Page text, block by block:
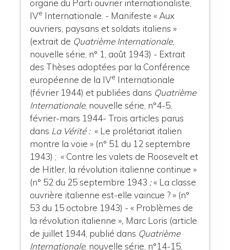
organe du Parti ouvrier internationaliste,
IVe Internationale. - Manifeste « Aux
ouvriers, paysans et soldats italiens »
(extrait de Quatrième Internationale,
nouvelle série, n° 1, août 1943) - Extrait
des Thèses adoptées par la Conférence
européenne de la IVe Internationale
(février 1944) et publiées dans Quatrième
Internationale, nouvelle série, n°4-5,
février-mars 1944- Trois articles parus
dans La Vérité :« Le prolétariat italien
montre la voie » (n° 51 du 12 septembre
1943) ; « Contre les valets de Roosevelt et
de Hitler, la révolution italienne continue »
(n° 52 du 25 septembre 1943 ;« La classe
ouvrière italienne est-elle vaincue ?» (n°
53 du 15 octobre 1943) - « Problèmes de
la révolution italienne », Marc Loris (article
de juillet 1944, publié dans Quatrième
Internationale, nouvelle série, n°14-15,